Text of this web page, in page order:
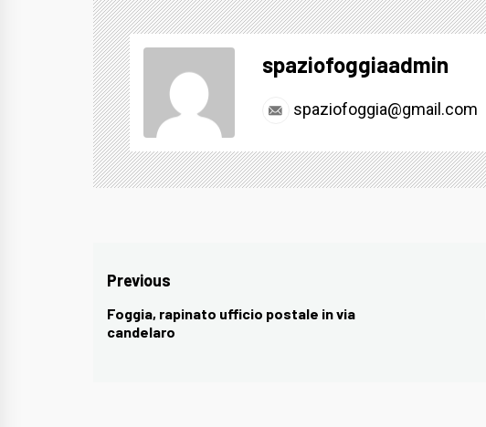
spaziofoggiaadmin
spaziofoggia@gmail.com
Navigazione
articoli
Previous
Previous
post:
Foggia, rapinato ufficio postale in via
candelaro